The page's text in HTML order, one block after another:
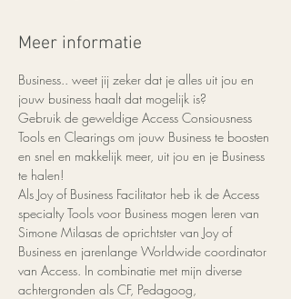
Meer informatie
Business.. weet jij zeker dat je alles uit jou en
jouw business haalt dat mogelijk is?
Gebruik de geweldige Access Consiousness
Tools en Clearings om jouw Business te boosten
en snel en makkelijk meer, uit jou en je Business
te halen!
Als Joy of Business Facilitator heb ik de Access
specialty Tools voor Business mogen leren van
Simone Milasas de oprichtster van Joy of
Business en jarenlange Worldwide coordinator
van Access. In combinatie met mijn diverse
achtergronden als CF, Pedagoog,